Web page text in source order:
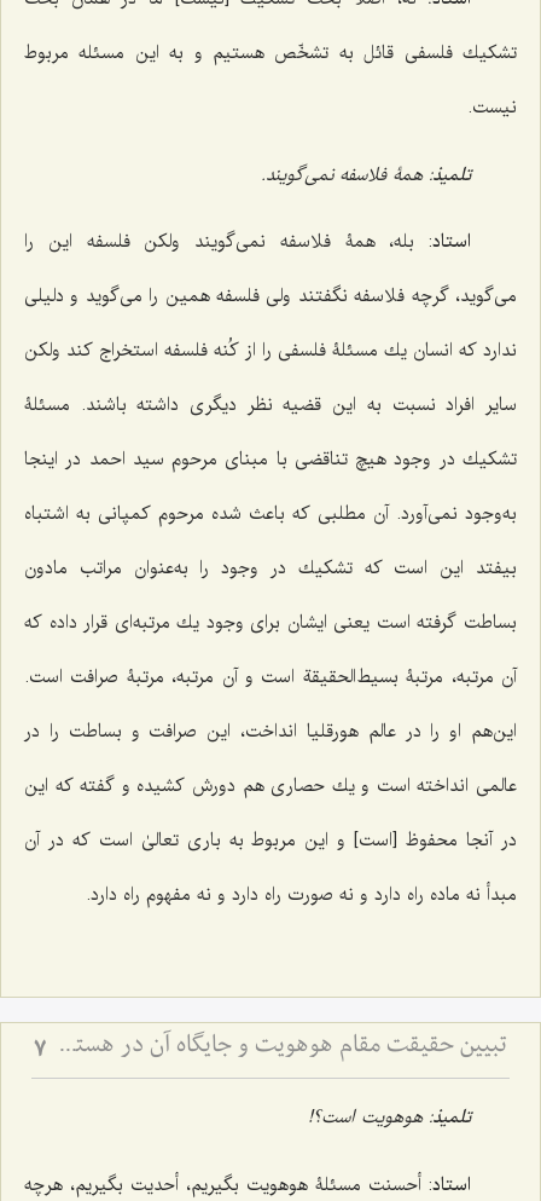
تشكیك فلسفى قائل به تشخّص هستیم و به این مسئله مربوط
نیست.
تلمیذ: همۀ فلاسفه نمى‌گویند.
استاد: بله، همۀ فلاسفه نمى‌گویند ولكن فلسفه این را
مى‌گوید، گرچه فلاسفه نگفتند ولى فلسفه همین را مى‌گوید و دلیلى
ندارد كه انسان یك مسئلۀ فلسفى را از کُنه فلسفه استخراج كند ولكن
سایر افراد نسبت به این قضیه نظر دیگرى داشته باشند. مسئلۀ
تشكیك در وجود هیچ تناقضى با مبنای مرحوم سید احمد در اینجا
به‌وجود نمى‌آورد. آن مطلبى كه باعث شده مرحوم كمپانى به اشتباه
بیفتد این است كه تشكیك در وجود را به‌عنوان مراتب مادون
بساطت گرفته است یعنى ایشان براى وجود یك مرتبه‌اى قرار داده كه
آن مرتبه، مرتبۀ بسیط‌الحقیقة است و آن مرتبه، مرتبۀ صرافت است.
این‌هم او را در عالم هورقلیا انداخت، این صرافت و بساطت را در
عالمی انداخته است و یك حصارى هم دورش كشیده و گفته که این
در آنجا محفوظ [است] و این مربوط به بارى تعالىٰ است كه در آن
مبدأ نه ماده راه دارد و نه صورت راه دارد و نه مفهوم راه دارد.
تبیین حقیقت مقام هوهویت و جایگاه آن در هستی - تحلیل نسبت میان ذات باری‌تعالی و ظهورات عالم وجود 7
تلمیذ: هوهویت است؟!
استاد: أحسنت مسئلۀ هوهویت بگیریم، أحدیت بگیریم، هرچه